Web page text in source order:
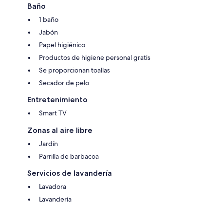
Baño
1 baño
Jabón
Papel higiénico
Productos de higiene personal gratis
Se proporcionan toallas
Secador de pelo
Entretenimiento
Smart TV
Zonas al aire libre
Jardín
Parrilla de barbacoa
Servicios de lavandería
Lavadora
Lavandería